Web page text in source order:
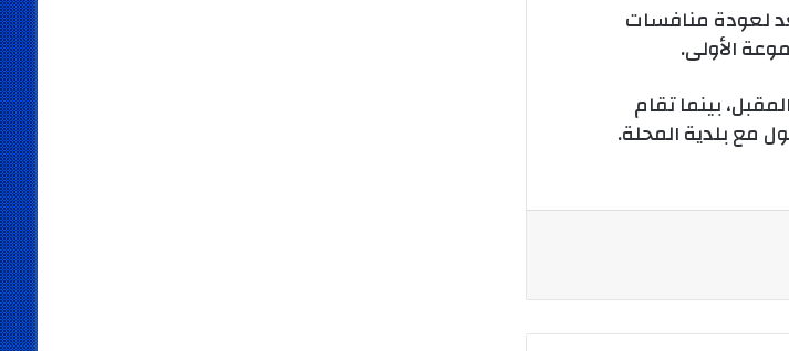
لعودة منافسات
الأولى.
بينما تقام